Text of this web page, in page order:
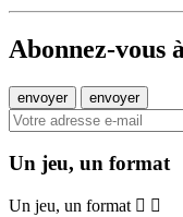
Abonnez-vous
Un jeu, un format
Un jeu, un format